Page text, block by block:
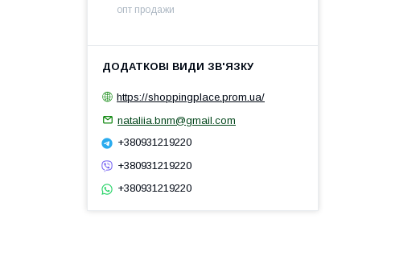
опт продажи
https://shoppingplace.prom.ua/
nataliia.bnm@gmail.com
+380931219220
+380931219220
+380931219220